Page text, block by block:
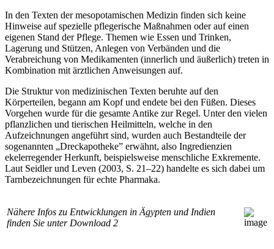
In den Texten der mesopotamischen Medizin finden sich keine
Hinweise auf spezielle pflegerische Maßnahmen oder auf einen
eigenen Stand der Pflege. Themen wie Essen und Trinken,
Lagerung und Stützen, Anlegen von Verbänden und die
Verabreichung von Medikamenten (innerlich und äußerlich) treten in
Kombination mit ärztlichen Anweisungen auf.
Die Struktur von medizinischen Texten beruhte auf den
Körperteilen, begann am Kopf und endete bei den Füßen. Dieses
Vorgehen wurde für die gesamte Antike zur Regel. Unter den vielen
pflanzlichen und tierischen Heilmitteln, welche in den
Aufzeichnungen angeführt sind, wurden auch Bestandteile der
sogenannten „Dreckapotheke” erwähnt, also Ingredienzien
ekelerregender Herkunft, beispielsweise menschliche Exkremente.
Laut Seidler und Leven (2003, S. 21–22) handelte es sich dabei um
Tarnbezeichnungen für echte Pharmaka.
Nähere Infos zu Entwicklungen in Ägypten und Indien
finden Sie unter Download 2